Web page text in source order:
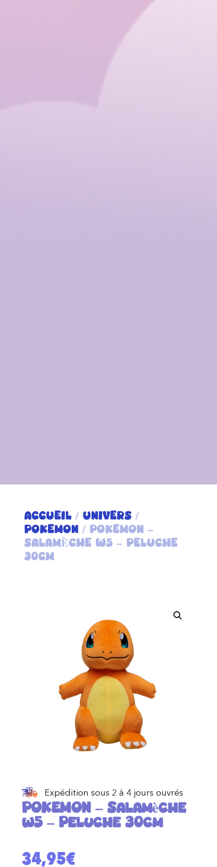
ACCUEIL/ UNIVERS/
POKEMON/ POKEMON –
SALAMÈCHE W5 – PELUCHE
30CM
Expédition sous 2 à 4 jours ouvrés
POKEMON – Salamèche
w5 – Peluche 30cm
34,95€